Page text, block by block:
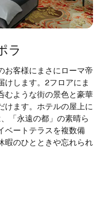
ラ
お客様にまさにローマ帝
けします。2フロアにま
むような街の景色と豪華
けます。ホテルの屋上に
「永遠の都」の素晴ら
ベートテラスを複数備
暇のひとときや忘れられ